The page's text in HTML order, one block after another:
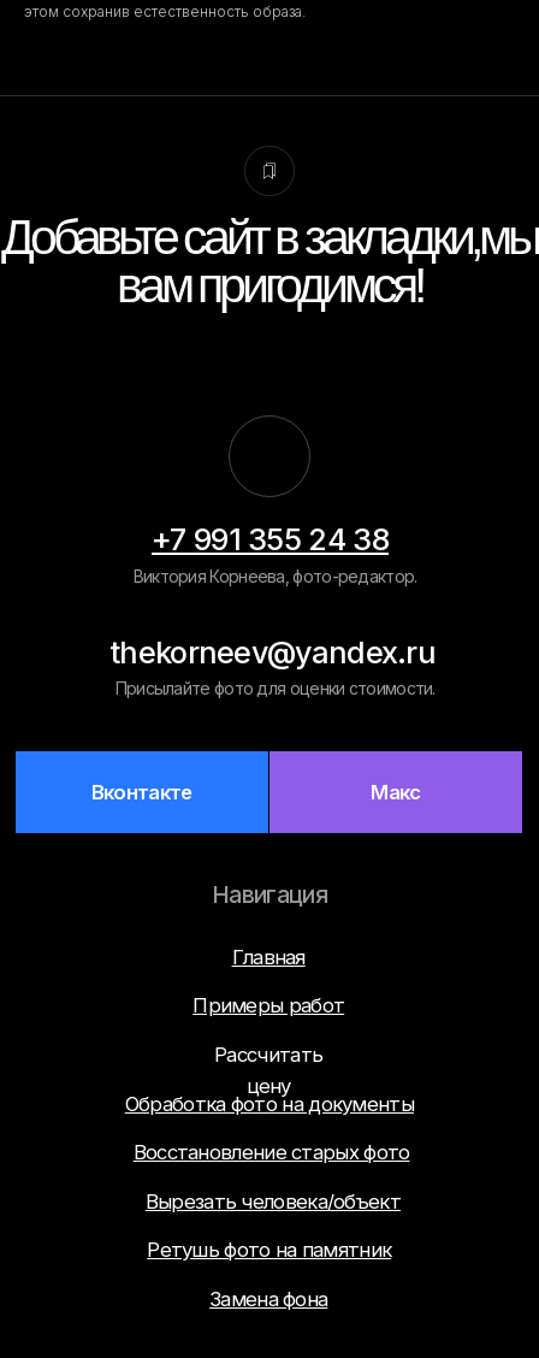
этом сохранив естественность образа.
+7 991 355 24 38
thekorneev@yandex.ru
Обработка фото на документы
Ретушь фото на памятник
Виктория Корнеева, фото-редактор.
Примеры работ
Рассчитать
цену
Замена фона